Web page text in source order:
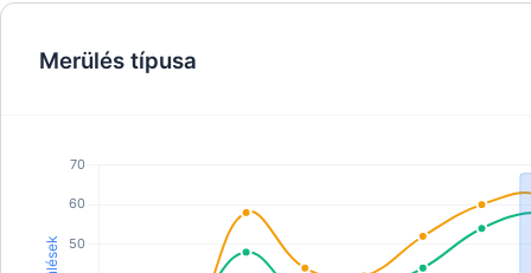
Merülés típusa